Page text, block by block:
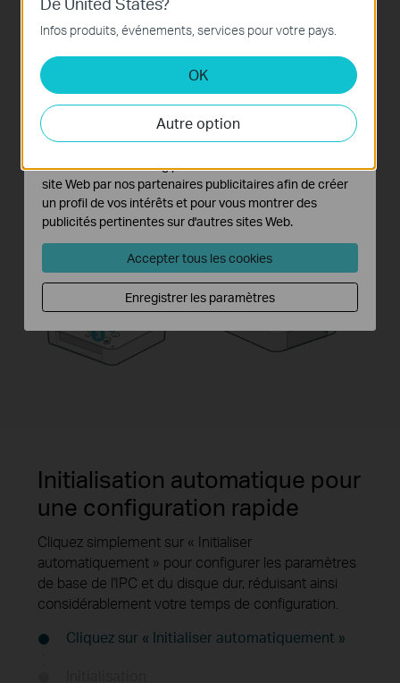
le disque dur, en utilisant
les trous de vis du
disque dur appropriés.
latéral.
Initialisation automatique pour
une configuration rapide
Cliquez simplement sur « Initialiser
automatiquement » pour configurer les paramètres
de base de l'IPC et du disque dur, réduisant ainsi
considérablement votre temps de configuration.
Cliquez sur « Initialiser automatiquement »
Infos produits, événements, services pour votre pays.
OK
Autre option
Ces cookies sont nécessaires au fonctionnement du
site Web et ne peuvent pas être désactivés dans vos
Cookies d'analyse et marketing
Les cookies d'analyse nous permettent d'analyser vos
activités sur notre site Web pour améliorer et ajuster les
fonctionnalités de notre site Web.
Les cookies marketing peuvent être définis via notre
site Web par nos partenaires publicitaires afin de créer
un profil de vos intérêts et pour vous montrer des
publicités pertinentes sur d'autres sites Web.
Accepter tous les cookies
Enregistrer les paramètres